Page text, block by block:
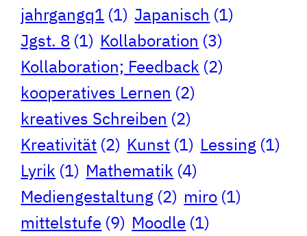
jahrgangq1 (1) Japanisch (1)
Jgst. 8 (1) Kollaboration (3)
Kollaboration; Feedback (2)
kooperatives Lernen (2)
kreatives Schreiben (2)
Kreativität (2) Kunst (1) Lessing (1)
Lyrik (1) Mathematik (4)
Mediengestaltung (2) miro (1)
mittelstufe (9) Moodle (1)